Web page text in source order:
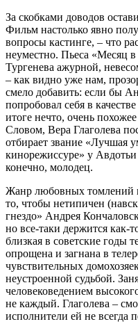
За скобками доводов
Фильм настолько явно
вопросы кастинге, – что
неуместно. Пьеса «Месяц
Тургенева ажурной,
– как видно уже нам,
смело добавить: если бы
попробовал себя в
итоге нечто, очень
Словом, Вера Глаголева
отбирает звание «Лучшая
кинорежиссуре» у
конечно, молодец.
Жанр любовных томлений
то, чтобы нетипичен
гнездо» Андрея
но все-таки держится как-
близкая в советские годы
опрощена и загнана в
чувствительных
неустроенной судьбой.
человековедением
не каждый. Глаголева –
исполнители ей не всегда